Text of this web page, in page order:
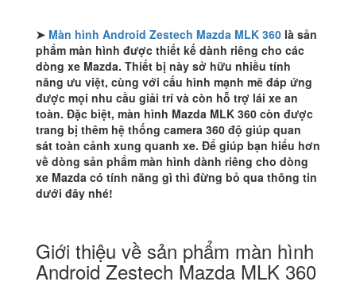
➤ Màn hình Android Zestech Mazda MLK 360 là sản
phẩm màn hình được thiết kế dành riêng cho các
dòng xe Mazda. Thiết bị này sở hữu nhiều tính
năng ưu việt, cùng với cấu hình mạnh mẽ đáp ứng
được mọi nhu cầu giải trí và còn hỗ trợ lái xe an
toàn. Đặc biệt, màn hình Mazda MLK 360 còn được
trang bị thêm hệ thống camera 360 độ giúp quan
sát toàn cảnh xung quanh xe. Để giúp bạn hiểu hơn
về dòng sản phẩm màn hình dành riêng cho dòng
xe Mazda có tính năng gì thì đừng bỏ qua thông tin
dưới đây nhé!
Giới thiệu về sản phẩm màn hình
Android Zestech Mazda MLK 360